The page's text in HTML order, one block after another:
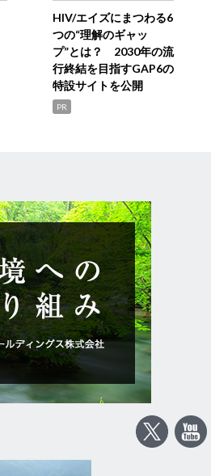
HIV/エイズにまつわる6
つの“理解のギャッ
プ”とは？ 2030年の流
行終結を目指すGAP6の
特設サイトを公開
PR